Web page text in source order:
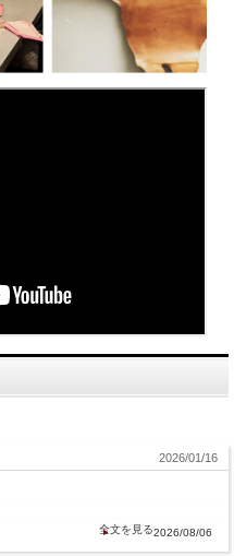
2026/01/16
2026/08/06